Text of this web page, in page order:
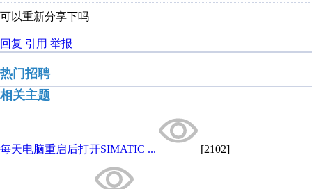
可以重新分享下吗
回复 引用 举报
热门招聘
相关主题
每天电脑重启后打开SIMATIC ... [2102]